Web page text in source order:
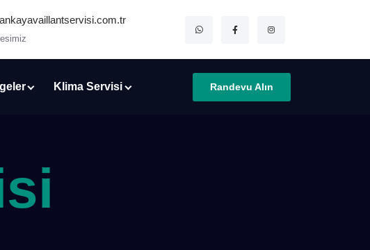
Klima Servisi Randevu Alın